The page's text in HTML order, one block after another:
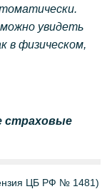
увидеть
в физическом,
страховые
ЦБ РФ № 1481)